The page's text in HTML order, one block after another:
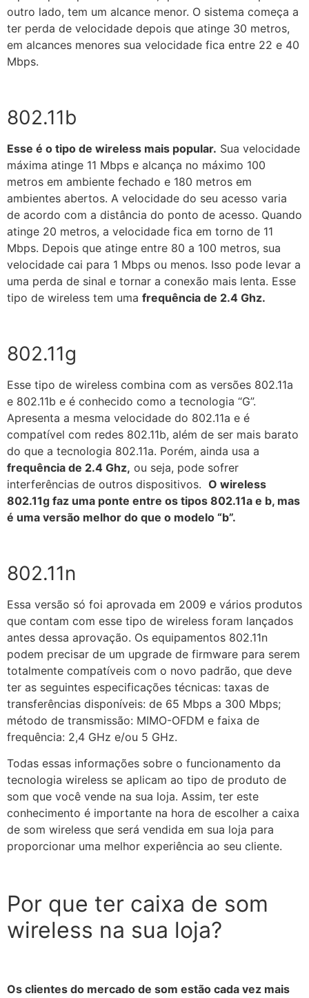
outro lado, tem um alcance menor. O sistema começa a
ter perda de velocidade depois que atinge 30 metros,
em alcances menores sua velocidade fica entre 22 e 40
Mbps.
802.11b
Esse é o tipo de wireless mais popular. Sua velocidade
máxima atinge 11 Mbps e alcança no máximo 100
metros em ambiente fechado e 180 metros em
ambientes abertos. A velocidade do seu acesso varia
de acordo com a distância do ponto de acesso. Quando
atinge 20 metros, a velocidade fica em torno de 11
Mbps. Depois que atinge entre 80 a 100 metros, sua
velocidade cai para 1 Mbps ou menos. Isso pode levar a
uma perda de sinal e tornar a conexão mais lenta. Esse
tipo de wireless tem uma frequência de 2.4 Ghz.
802.11g
Esse tipo de wireless combina com as versões 802.11a
e 802.11b e é conhecido como a tecnologia “G”.
Apresenta a mesma velocidade do 802.11a e é
compatível com redes 802.11b, além de ser mais barato
do que a tecnologia 802.11a. Porém, ainda usa a
frequência de 2.4 Ghz, ou seja, pode sofrer
interferências de outros dispositivos. O wireless
802.11g faz uma ponte entre os tipos 802.11a e b, mas
é uma versão melhor do que o modelo “b”.
802.11n
Essa versão só foi aprovada em 2009 e vários produtos
que contam com esse tipo de wireless foram lançados
antes dessa aprovação. Os equipamentos 802.11n
podem precisar de um upgrade de firmware para serem
totalmente compatíveis com o novo padrão, que deve
ter as seguintes especificações técnicas: taxas de
transferências disponíveis: de 65 Mbps a 300 Mbps;
método de transmissão: MIMO-OFDM e faixa de
frequência: 2,4 GHz e/ou 5 GHz.
Todas essas informações sobre o funcionamento da
tecnologia wireless se aplicam ao tipo de produto de
som que você vende na sua loja. Assim, ter este
conhecimento é importante na hora de escolher a caixa
de som wireless que será vendida em sua loja para
proporcionar uma melhor experiência ao seu cliente.
Por que ter caixa de som
wireless na sua loja?
Os clientes do mercado de som estão cada vez mais